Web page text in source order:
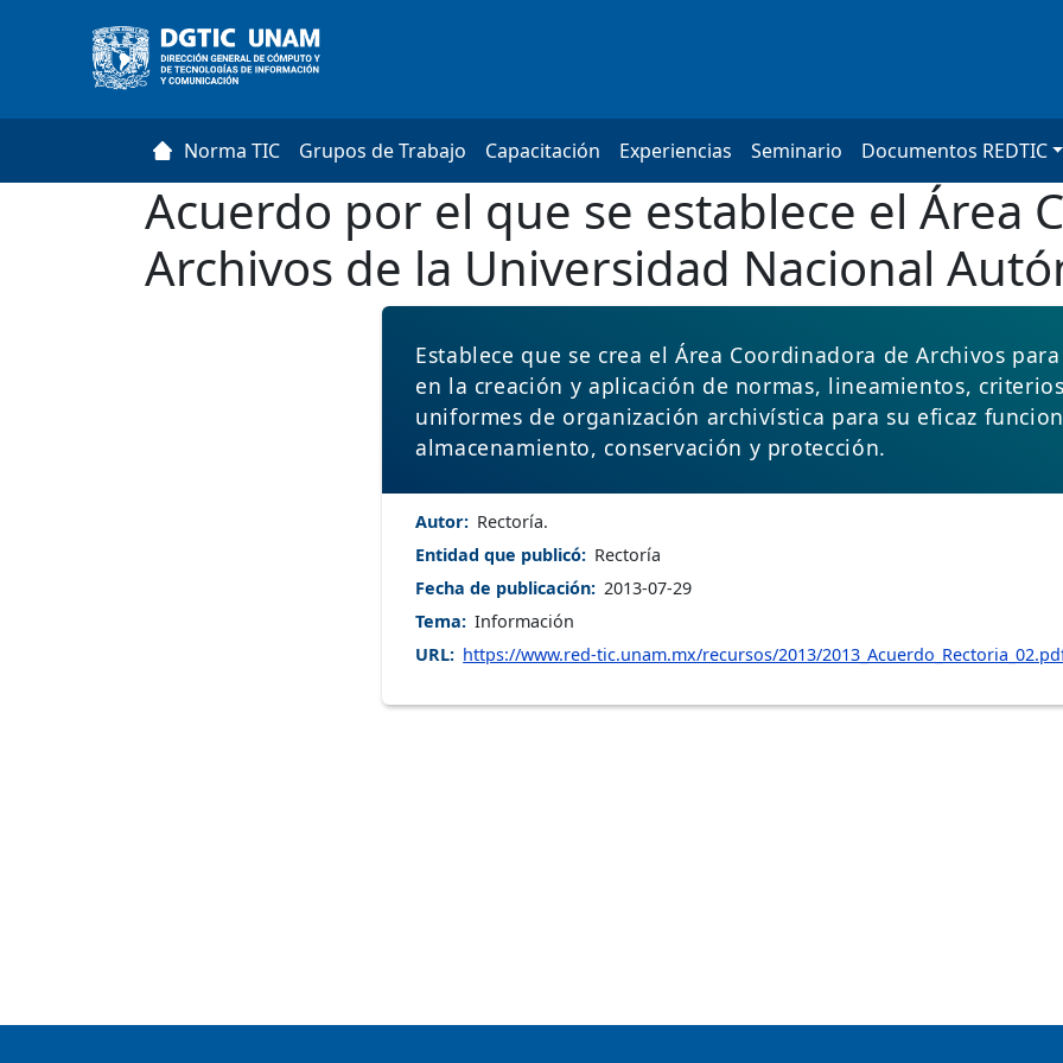
Main navigation
. Norma TIC Grupos de Trabajo Capacitación Experiencias Seminario Documentos REDTIC
Acuerdo por el que se establece el Área
Archivos de la Universidad Nacional
Establece que se crea el Área Coordinadora de Archivos
en la creación y aplicación de normas, lineamientos,
uniformes de organización archivística para su eficaz
almacenamiento, conservación y protección.
Autor
Rectoría.
Entidad que publicó
Rectoría
Fecha de publicación 2013-07-29
Tema
Información
URL
https://www.red-tic.unam.mx/recursos/2013/